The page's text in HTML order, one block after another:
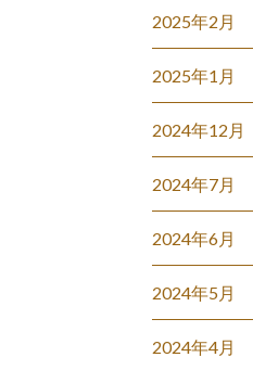
2025年2月
2025年1月
2024年12月
2024年7月
2024年6月
2024年5月
2024年4月